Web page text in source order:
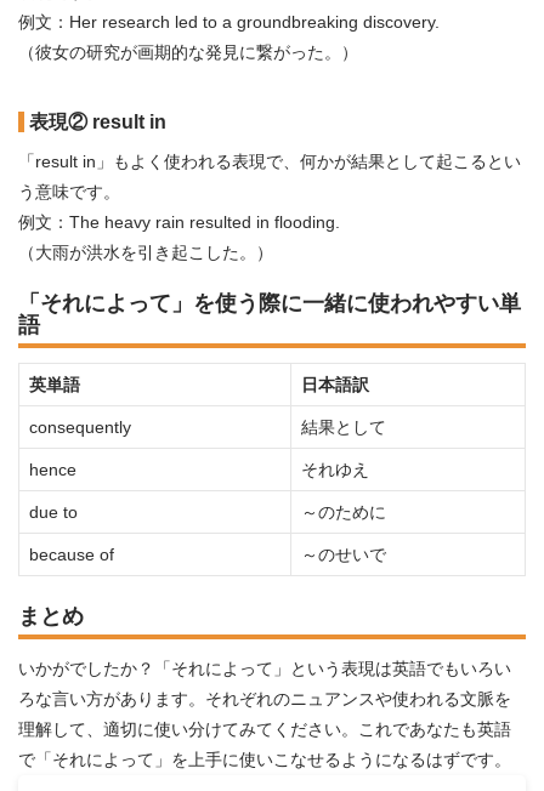
例文：Her research led to a groundbreaking discovery.
（彼女の研究が画期的な発見に繋がった。）
表現② result in
「result in」もよく使われる表現で、何かが結果として起こるとい
う意味です。
例文：The heavy rain resulted in flooding.
（大雨が洪水を引き起こした。）
「それによって」を使う際に一緒に使われやすい単
語
英単語 日本語訳
consequently 結果として
hence それゆえ
due to ～のために
because of ～のせいで
まとめ
いかがでしたか？「それによって」という表現は英語でもいろい
ろな言い方があります。それぞれのニュアンスや使われる文脈を
理解して、適切に使い分けてみてください。これであなたも英語
で「それによって」を上手に使いこなせるようになるはずです。